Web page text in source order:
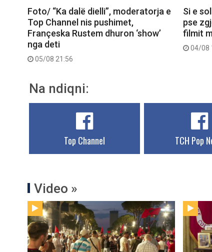
Foto/ “Ka dalë dielli”, moderatorja e
Top Channel nis pushimet,
Françeska Rustem dhuron ‘show’
nga deti
05/08 21:56
Si e
pse
filmit
04/08
Na ndiqni:
Top Channel TCH Pop
Video »